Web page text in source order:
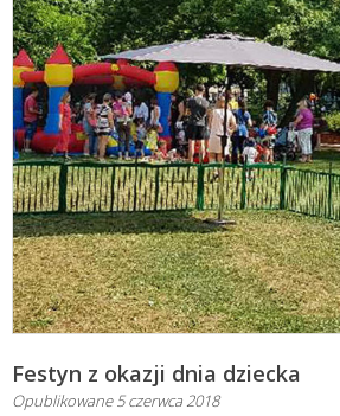
Festyn z okazji dnia dziecka
Opublikowane 5 czerwca 2018